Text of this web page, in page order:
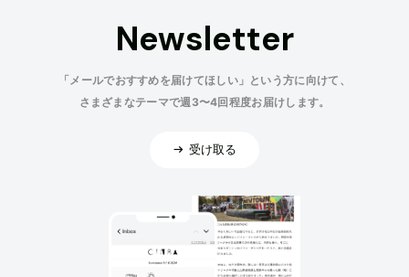
Newsletter
「メールでおすすめを届けてほしい」という方に向けて、
さまざまなテーマで週3〜4回程度お届けします。
受け取る